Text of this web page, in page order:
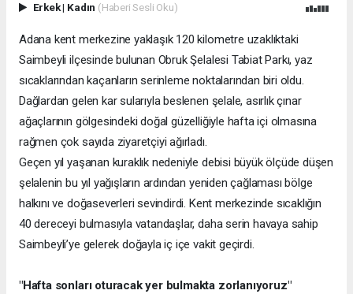
Erkek| Kadın (Haberi Sesli Oku)
Adana kent merkezine yaklaşık 120 kilometre uzaklıktaki
Saimbeyli ilçesinde bulunan Obruk Şelalesi Tabiat Parkı, yaz
sıcaklarından kaçanların serinleme noktalarından biri oldu.
Dağlardan gelen kar sularıyla beslenen şelale, asırlık çınar
ağaçlarının gölgesindeki doğal güzelliğiyle hafta içi olmasına
rağmen çok sayıda ziyaretçiyi ağırladı.
Geçen yıl yaşanan kuraklık nedeniyle debisi büyük ölçüde düşen
şelalenin bu yıl yağışların ardından yeniden çağlaması bölge
halkını ve doğaseverleri sevindirdi. Kent merkezinde sıcaklığın
40 dereceyi bulmasıyla vatandaşlar, daha serin havaya sahip
Saimbeyli’ye gelerek doğayla iç içe vakit geçirdi.
"Hafta sonları oturacak yer bulmakta zorlanıyoruz"